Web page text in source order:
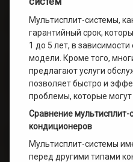
Мультисплит-системы,
гарантийный срок,
1 до 5 лет, в
модели. Кроме того,
предлагают услуги
позволяет быстро и
проблемы, которые могут
Сравнение мультисплит-
кондиционеров
Мультисплит-системы
перед другими типами